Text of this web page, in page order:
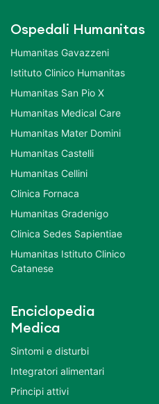
Ospedali Humanitas
Humanitas Gavazzeni
Istituto Clinico Humanitas
Humanitas San Pio X
Humanitas Medical Care
Humanitas Mater Domini
Humanitas Castelli
Humanitas Cellini
Clinica Fornaca
Humanitas Gradenigo
Clinica Sedes Sapientiae
Humanitas Istituto Clinico
Catanese
Enciclopedia
Medica
Sintomi e disturbi
Integratori alimentari
Principi attivi